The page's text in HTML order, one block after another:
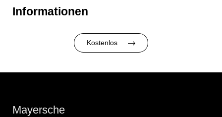
Informationen
Kostenlos
Mayersche